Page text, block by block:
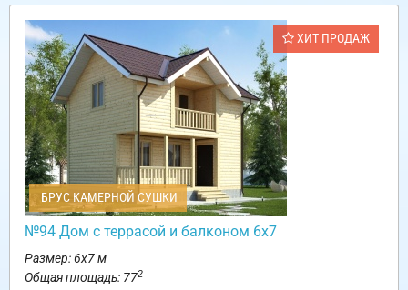
ХИТ ПРОДАЖ
БРУС КАМЕРНОЙ СУШКИ
№94 Дом с террасой и балконом 6х7
Размер: 6х7 м
Общая площадь: 772